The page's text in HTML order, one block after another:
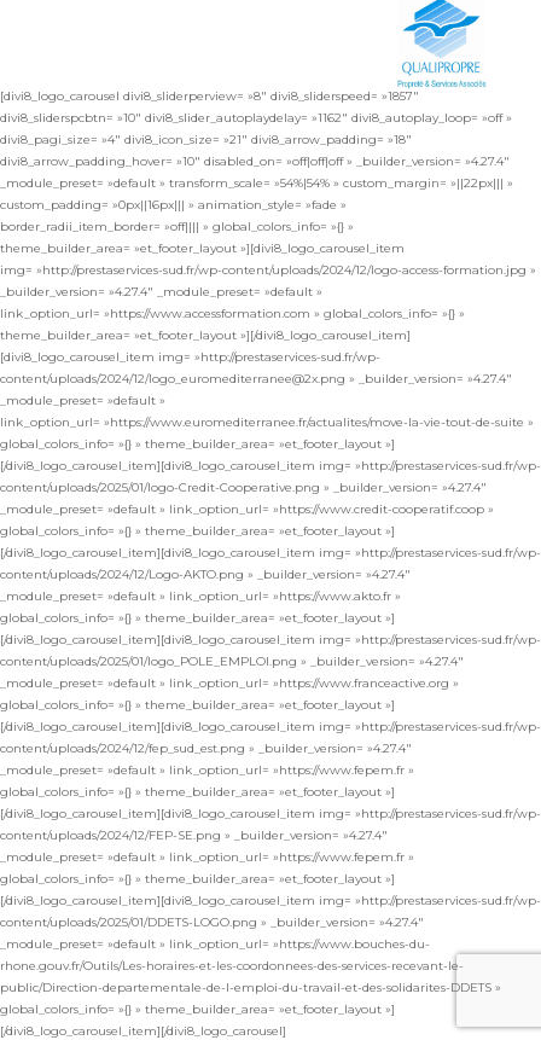
[divi8_logo_carousel divi8_sliderperview= »8″ divi8_sliderspeed= »1857″
divi8_sliderspcbtn= »10″ divi8_slider_autoplaydelay= »1162″ divi8_autoplay_loop= »off »
divi8_pagi_size= »4″ divi8_icon_size= »21″ divi8_arrow_padding= »18″
divi8_arrow_padding_hover= »10″ disabled_on= »off|off|off » _builder_version= »4.27.4″
_module_preset= »default » transform_scale= »54%|54% » custom_margin= »||22px||| »
custom_padding= »0px||16px||| » animation_style= »fade »
border_radii_item_border= »off|||| » global_colors_info= »{} »
theme_builder_area= »et_footer_layout »][divi8_logo_carousel_item
img= »http://prestaservices-sud.fr/wp-content/uploads/2024/12/logo-access-formation.jpg »
_builder_version= »4.27.4″ _module_preset= »default »
link_option_url= »https://www.accessformation.com » global_colors_info= »{} »
theme_builder_area= »et_footer_layout »][/divi8_logo_carousel_item]
[divi8_logo_carousel_item img= »http://prestaservices-sud.fr/wp-
content/uploads/2024/12/logo_euromediterranee@2x.png » _builder_version= »4.27.4″
_module_preset= »default »
link_option_url= »https://www.euromediterranee.fr/actualites/move-la-vie-tout-de-suite »
global_colors_info= »{} » theme_builder_area= »et_footer_layout »]
[/divi8_logo_carousel_item][divi8_logo_carousel_item img= »http://prestaservices-sud.fr/wp-
content/uploads/2025/01/logo-Credit-Cooperative.png » _builder_version= »4.27.4″
_module_preset= »default » link_option_url= »https://www.credit-cooperatif.coop »
global_colors_info= »{} » theme_builder_area= »et_footer_layout »]
[/divi8_logo_carousel_item][divi8_logo_carousel_item img= »http://prestaservices-sud.fr/wp-
content/uploads/2024/12/Logo-AKTO.png » _builder_version= »4.27.4″
_module_preset= »default » link_option_url= »https://www.akto.fr »
global_colors_info= »{} » theme_builder_area= »et_footer_layout »]
[/divi8_logo_carousel_item][divi8_logo_carousel_item img= »http://prestaservices-sud.fr/wp-
content/uploads/2025/01/logo_POLE_EMPLOI.png » _builder_version= »4.27.4″
_module_preset= »default » link_option_url= »https://www.franceactive.org »
global_colors_info= »{} » theme_builder_area= »et_footer_layout »]
[/divi8_logo_carousel_item][divi8_logo_carousel_item img= »http://prestaservices-sud.fr/wp-
content/uploads/2024/12/fep_sud_est.png » _builder_version= »4.27.4″
_module_preset= »default » link_option_url= »https://www.fepem.fr »
global_colors_info= »{} » theme_builder_area= »et_footer_layout »]
[/divi8_logo_carousel_item][divi8_logo_carousel_item img= »http://prestaservices-sud.fr/wp-
content/uploads/2024/12/FEP-SE.png » _builder_version= »4.27.4″
_module_preset= »default » link_option_url= »https://www.fepem.fr »
global_colors_info= »{} » theme_builder_area= »et_footer_layout »]
[/divi8_logo_carousel_item][divi8_logo_carousel_item img= »http://prestaservices-sud.fr/wp-
content/uploads/2025/01/DDETS-LOGO.png » _builder_version= »4.27.4″
_module_preset= »default » link_option_url= »https://www.bouches-du-
rhone.gouv.fr/Outils/Les-horaires-et-les-coordonnees-des-services-recevant-le-
public/Direction-departementale-de-l-emploi-du-travail-et-des-solidarites-DDETS »
global_colors_info= »{} » theme_builder_area= »et_footer_layout »]
[/divi8_logo_carousel_item][/divi8_logo_carousel]